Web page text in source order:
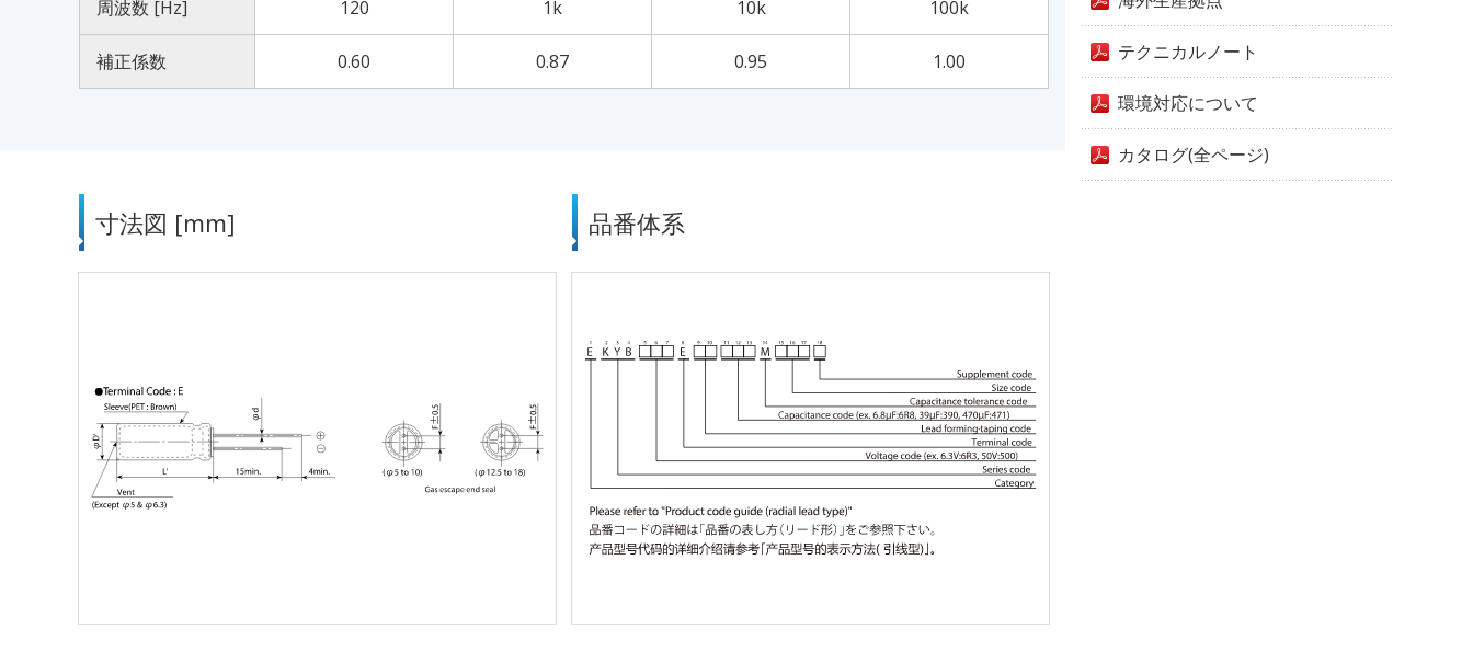
周波数 [Hz] 120 1k 10k 100k
補正係数 0.60 0.87 0.95 1.00
寸法図 [mm] 品番体系
テクニカルノート
環境対応について
カタログ(全ページ)